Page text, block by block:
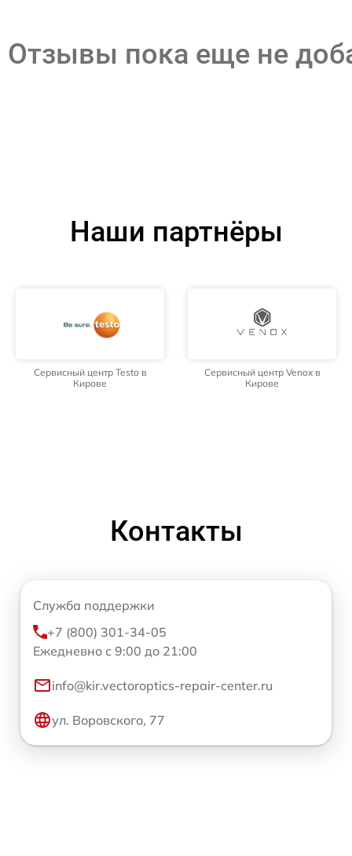
Отзывы пока еще не
Наши партнёры
Сервисный центр Testo в
Кирове
Сервисный центр Venox в
Кирове
Контакты
Служба поддержки
+7 (800) 301-34-05
Ежедневно с 9:00 до 21:00
info@kir.vectoroptics-repair-center.ru
ул. Воровского, 77